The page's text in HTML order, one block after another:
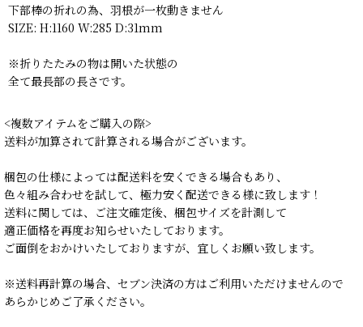
下部棒の折れの為、羽根が一枚動きません
SIZE: H:1160 W:285 D:31mm
※折りたたみの物は開いた状態の
全て最長部の長さです。
<複数アイテムをご購入の際>
送料が加算されて計算される場合がございます。
梱包の仕様によっては配送料を安くできる場合もあり、
色々組み合わせを試して、極力安く配送できる様に致します！
送料に関しては、ご注文確定後、梱包サイズを計測して
適正価格を再度お知らせいたしております。
ご面倒をおかけいたしておりますが、宜しくお願い致します。
※送料再計算の場合、セブン決済の方はご利用いただけませんので
あらかじめご了承ください。